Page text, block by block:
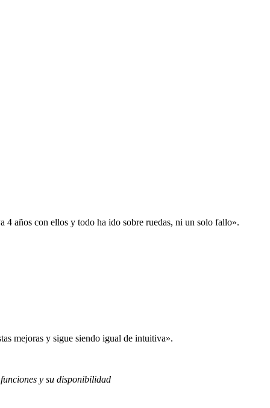
años con ellos y todo ha ido sobre ruedas, ni un solo fallo».
mejoras y sigue siendo igual de intuitiva».
y su disponibilidad